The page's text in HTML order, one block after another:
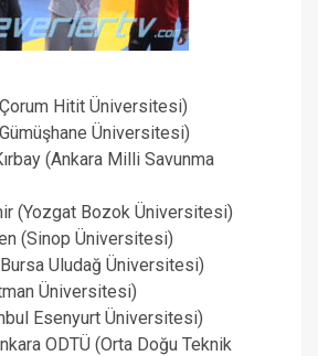
Hitit Üniversitesi)
Üniversitesi)
(Ankara Milli Savunma
(Yozgat Bozok Üniversitesi)
(Sinop Üniversitesi)
Uludağ Üniversitesi)
Üniversitesi)
Esenyurt Üniversitesi)
ODTÜ (Orta Doğu Teknik